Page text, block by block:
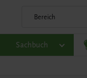
Sachbuch
und Wirtschaft